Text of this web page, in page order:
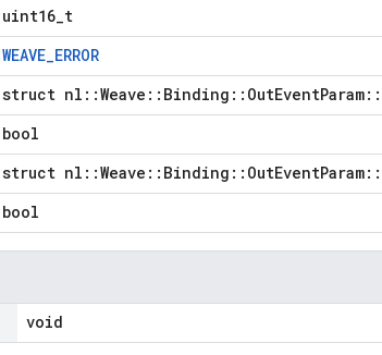
uint16_t
WEAVE_ERROR
struct
bool
struct
bool
void